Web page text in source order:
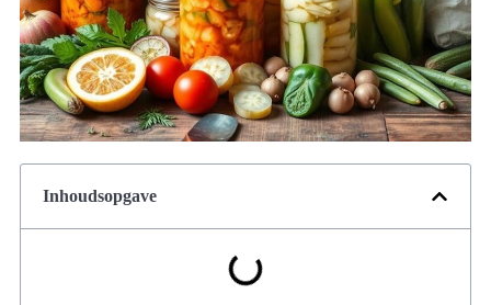
Inhoudsopgave